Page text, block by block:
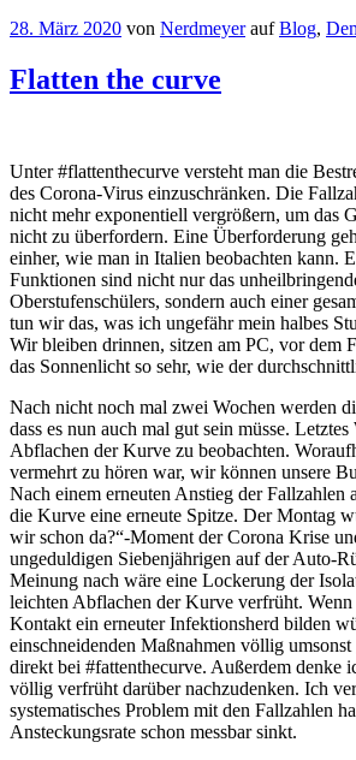
28. März 2020 von NerdmeyeraufBlog,
Flatten the curve
Unter #flattenthecurve versteht man die
des Corona-Virus einzuschränken. Die
nicht mehr exponentiell vergrößern, um das
nicht zu überfordern. Eine Überforderung
einher, wie man in Italien beobachten kann.
Funktionen sind nicht nur das
Oberstufenschülers, sondern auch einer
tun wir das, was ich ungefähr mein halbes
Wir bleiben drinnen, sitzen am PC, vor dem
das Sonnenlicht so sehr, wie der
Nach nicht noch mal zwei Wochen werden
dass es nun auch mal gut sein müsse.
Abflachen der Kurve zu beobachten.
vermehrt zu hören war, wir können unsere
Nach einem erneuten Anstieg der Fallzahlen
die Kurve eine erneute Spitze. Der Montag
wir schon da?“-Moment der Corona Krise
ungeduldigen Siebenjährigen auf der Auto-
Meinung nach wäre eine Lockerung der
leichten Abflachen der Kurve verfrüht. Wenn
Kontakt ein erneuter Infektionsherd bilden
einschneidenden Maßnahmen völlig
direkt bei #fattenthecurve. Außerdem denke
völlig verfrüht darüber nachzudenken. Ich
systematisches Problem mit den Fallzahlen
Ansteckungsrate schon messbar sinkt.